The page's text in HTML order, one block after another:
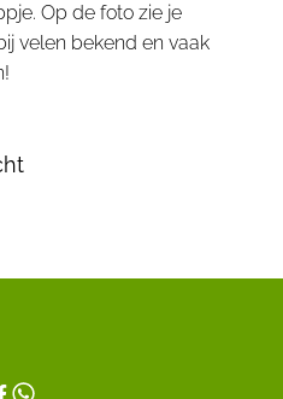
Op de foto zie je
velen bekend en vaak